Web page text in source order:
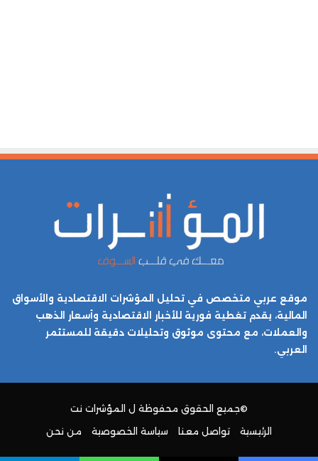
موقع عربي متخصص في تحليل المؤشرات الاقتصادية والأسواق
المالية، يقدم تغطية فورية للأخبار الاقتصادية وأسعار الذهب
والعملات، مع محتوى موثوق وتحليلات دقيقة للمستثمر
العربي.
©جميع الحقوق محفوظة ل المؤشرات نت
الرئيسية
تواصل معنا سياسة الخصوصية من نحن